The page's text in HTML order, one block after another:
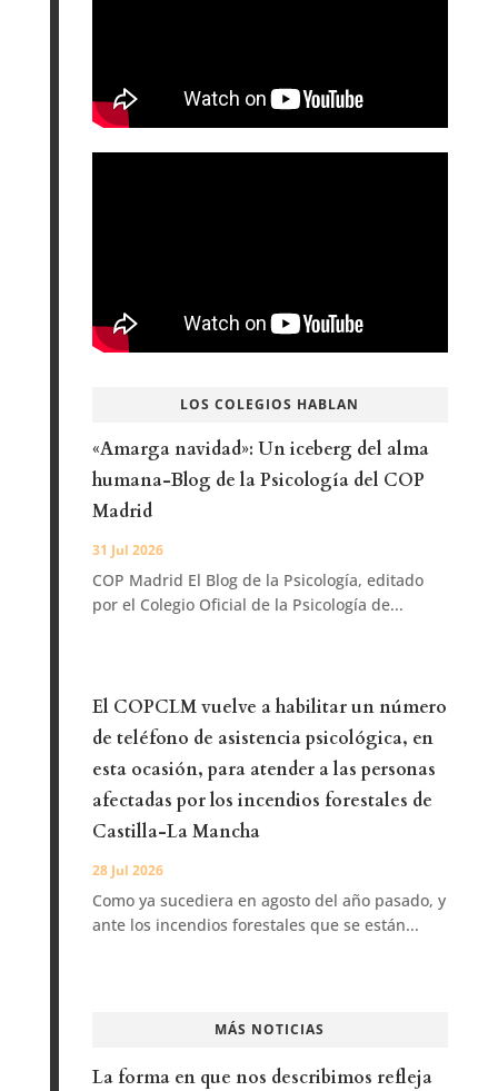
LOS COLEGIOS HABLAN
«Amarga navidad»: Un iceberg del alma
humana-Blog de la Psicología del COP
Madrid
31 Jul 2026
COP Madrid El Blog de la Psicología, editado
por el Colegio Oficial de la Psicología de...
El COPCLM vuelve a habilitar un número
de teléfono de asistencia psicológica, en
esta ocasión, para atender a las personas
afectadas por los incendios forestales de
Castilla-La Mancha
28 Jul 2026
Como ya sucediera en agosto del año pasado, y
ante los incendios forestales que se están...
MÁS NOTICIAS
La forma en que nos describimos refleja